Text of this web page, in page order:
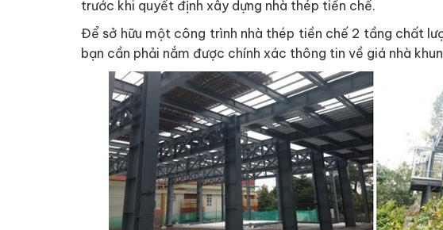
trước khi quyết định xây dựng nhà thép tiền chế.
Để sở hữu một công trình nhà thép tiền chế 2 tầng chất
bạn cần phải nắm được chính xác thông tin về giá nhà